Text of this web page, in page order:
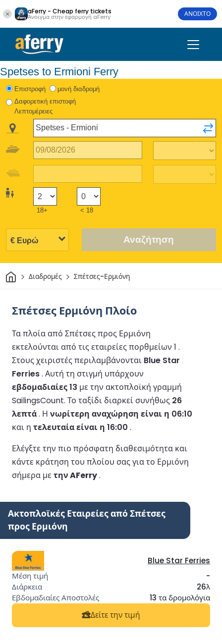
aFerry - Cheap ferry tickets
Άνοιγμα στην εφαρμογή aFerry ΑΝΟΙΧΤΟ
Spetses to Ermioni Ferry
Eπιστροφή
μονή διαδρομή
Δαφορετική επιστοφή
Λεπτομέρειες
18+ < 18
Αναζήτηση
ΣπίτιΔιαδρομές Σπέτσες-Ερμιόνη
Σπέτσες Ερμιόνη Πλοίο
Τα πλοία από Σπέτσες προς Ερμιόνη
εκτελούνται από τις εταιρείες πορθμείων 1 .
Στους χειριστές περιλαμβάνονται Blue Star
Ferries. Αυτή τη στιγμή υπάρχουν
εβδομαδιαίες 13 με την ακτοπλοϊκή γραμμή
SailingsCount. Το ταξίδι διαρκεί συνήθως 26
λεπτά. Η νωρίτερη αναχώρηση είναι η 06:10
και η τελευταία είναι η 16:00 .
Ελέγξτε την πιο πρόσφατη διαθεσιμότητα και
κάντε κράτηση του πλοίου σας για το Ερμιόνη
σήμερα μετην AFerry.
Ακτοπλοϊκές Εταιρείες από Σπέτσες
προς Ερμιόνη
Blue Star Ferries
-
26λ
13 τα δρομολόγια
Δείτε την τιμή